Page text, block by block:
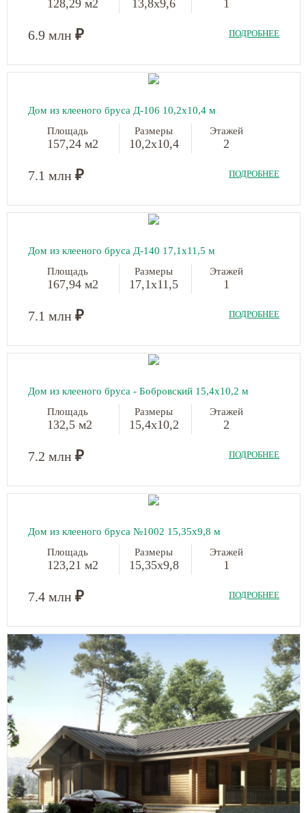
128,29 м2 13,8х9,6 1
6.9 млн ₽ ПОДРОБНЕЕ
Дом из клееного бруса Д-106 10,2х10,4 м
Площадь
157,24 м2
Размеры
10,2х10,4
Этажей
2
7.1 млн ₽ ПОДРОБНЕЕ
Дом из клееного бруса Д-140 17,1х11,5 м
Площадь
167,94 м2
Размеры
17,1х11,5
Этажей
1
7.1 млн ₽ ПОДРОБНЕЕ
Дом из клееного бруса - Бобровский 15,4х10,2 м
Площадь
132,5 м2
Размеры
15,4х10,2
Этажей
2
7.2 млн ₽ ПОДРОБНЕЕ
Дом из клееного бруса №1002 15,35х9,8 м
Площадь
123,21 м2
Размеры
15,35х9,8
Этажей
1
7.4 млн ₽ ПОДРОБНЕЕ